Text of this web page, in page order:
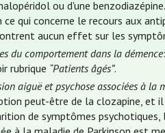
ou d'une benzodiazépine.
ce qui concerne le recours aux
aucun effet sur les
du comportement dans la démence:
rubrique “Patients âgés”.
aiguë et psychose associées à la
peut-être de la clozapine, et
de symptômes